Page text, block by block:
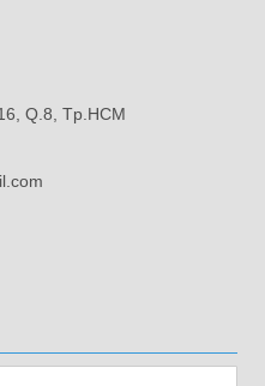
Q.8, Tp.HCM